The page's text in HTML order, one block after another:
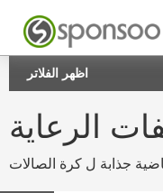
اظهر الفلاتر
الرعاية